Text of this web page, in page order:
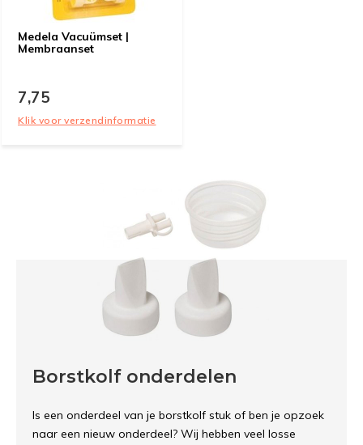
Medela Vacuümset |
Membraanset
7,75
Klik voor verzendinformatie
Borstkolf onderdelen
Is een onderdeel van je borstkolf stuk of ben je opzoek
naar een nieuw onderdeel? Wij hebben veel losse